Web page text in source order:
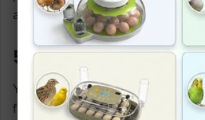
aşamada tanımlamak için
5. Gürültü ve Tehdit
Yüksek ses, ani hareketler veya
faktörler, papağanlarda strese